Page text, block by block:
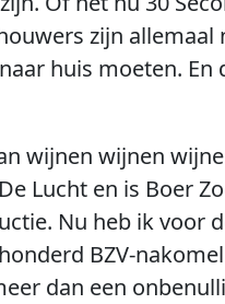
zijn allemaal
huis moeten. En
wijnen wijnen
Lucht en is Boer
Nu heb ik voor
BZV-
dan een